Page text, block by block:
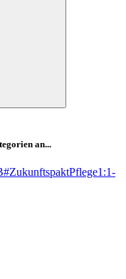
an...
#ZukunftspaktPflege1:1-